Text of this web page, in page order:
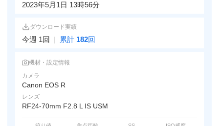
2023年5月1日 13時56分
ダウンロード実績
今週 1回 | 累計 182回
機材・設定情報
カメラ
Canon EOS R
レンズ
RF24-70mm F2.8 L IS USM